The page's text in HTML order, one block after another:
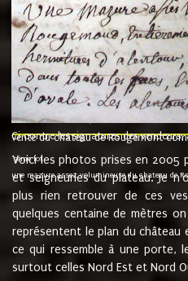
nommé fut présent Messire Claude
vend, purement simplement et
et chavannes conseiller du roy au
que le dit seigneur Baron de la
de la Velliere tout ainsi et comme
présent......"
suivent les rentes, donation des
Ci contre les signatures des vendeurs,
vente du château de Rougemont
"3ème lot
une mazure assez volumineuse du chateau de
Voici les photos prises en 2005
et seigneuries du plateau. Je
plus rien retrouver de ces
quelques centaine de mètres
représentent le plan du
ce qui ressemble à une porte,
surtout celles Nord Est et Nord